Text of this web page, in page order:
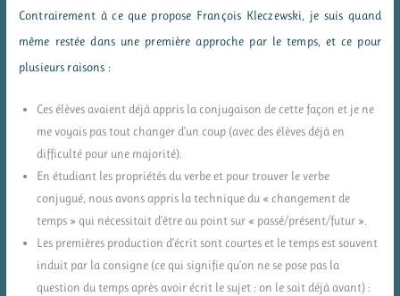
Contrairement à ce que propose François Kleczewski, je suis quand
même restée dans une première approche par le temps, et ce pour
plusieurs raisons :
Ces élèves avaient déjà appris la conjugaison de cette façon et je ne
me voyais pas tout changer d’un coup (avec des élèves déjà en
difficulté pour une majorité).
En étudiant les propriétés du verbe et pour trouver le verbe
conjugué, nous avons appris la technique du « changement de
temps » qui nécessitait d’être au point sur « passé/présent/futur ».
Les premières production d’écrit sont courtes et le temps est souvent
induit par la consigne (ce qui signifie qu’on ne se pose pas la
question du temps après avoir écrit le sujet : on le sait déjà avant) :